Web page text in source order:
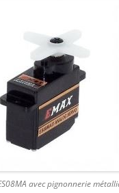
avec pignonnerie